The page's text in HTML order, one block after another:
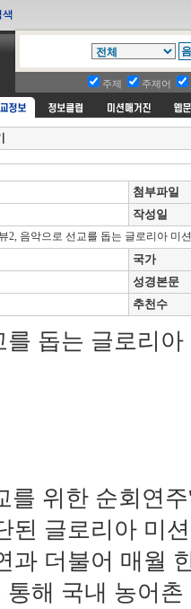
주제 주제어
첨부파일
작성일
2, 음악으로 선교를 돕는 글로리아 미
국가
성경본문
추천수
를 돕는 글로리
를 위한 순회연
된 글로리아 미
과 더불어 매월
통해 국내 농어